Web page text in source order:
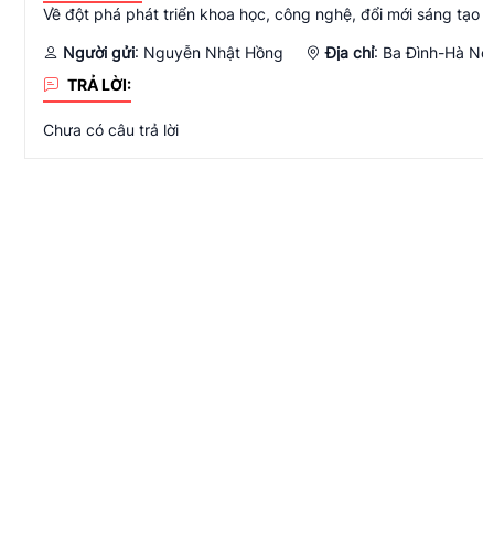
Về đột phá phát triển khoa học, công nghệ, đổi mới sáng
Người gửi: Nguyễn Nhật Hồng Địa chỉ: Ba Đình-Hà
TRẢ LỜI:
Chưa có câu trả lời